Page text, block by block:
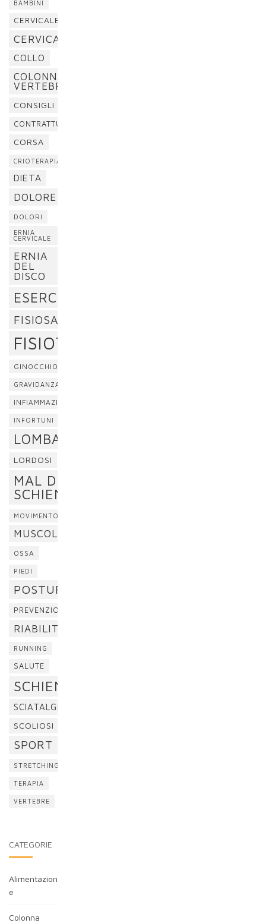
BAMBINI
CERVICALE
CERVICALGIA
COLLO
COLONNA
VERTEBRALE
CONSIGLI
CONTRATTURA
CORSA
CRIOTERAPIA
DIETA
DOLORE
DOLORI
ERNIA
CERVICALE
ERNIA
DEL
DISCO
ESERCIZI
FISIOSAN
FISIOTERAPIA
GINOCCHIO
GRAVIDANZA
INFIAMMAZIONE
INFORTUNI
LOMBALGIA
LORDOSI
MAL DI
SCHIENA
MOVIMENTO
MUSCOLI
OSSA
PIEDI
POSTURA
PREVENZIONE
RIABILITAZIONE
RUNNING
SALUTE
SCHIENA
SCIATALGIA
SCOLIOSI
SPORT
STRETCHING
TERAPIA
VERTEBRE
CATEGORIE
Alimentazion
e
Colonna